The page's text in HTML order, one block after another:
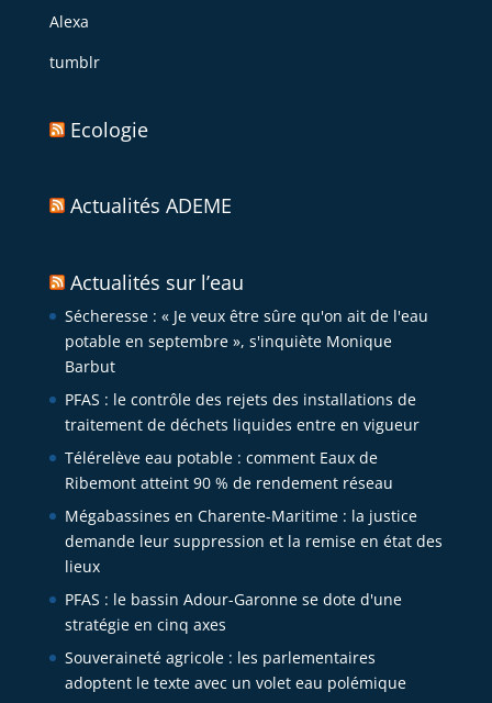
Alexa
tumblr
Ecologie
Actualités ADEME
Actualités sur l’eau
Sécheresse : « Je veux être sûre qu'on ait de l'eau
potable en septembre », s'inquiète Monique
Barbut
PFAS : le contrôle des rejets des installations de
traitement de déchets liquides entre en vigueur
Télérelève eau potable : comment Eaux de
Ribemont atteint 90 % de rendement réseau
Mégabassines en Charente-Maritime : la justice
demande leur suppression et la remise en état des
lieux
PFAS : le bassin Adour-Garonne se dote d'une
stratégie en cinq axes
Souveraineté agricole : les parlementaires
adoptent le texte avec un volet eau polémique